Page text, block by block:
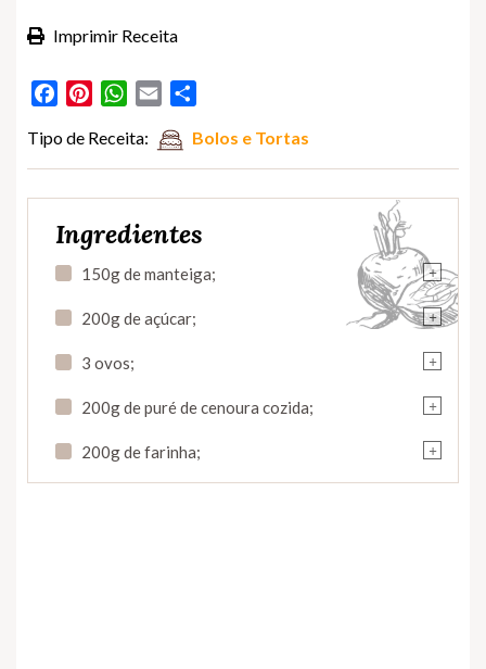
Imprimir Receita
FacebookPinterestWhatsApp
Email
Tipo de Receita: Bolos e Tortas
Ingredientes
+
150g de manteiga;
+
200g de açúcar;
+
3 ovos;
+
200g de puré de cenoura cozida;
+
200g de farinha;